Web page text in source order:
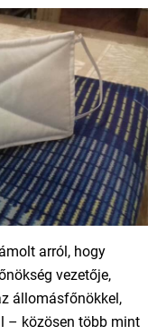
arról, hogy
vezetője,
állomásfőnökkel,
– közösen több mint